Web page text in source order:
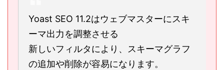
Yoast SEO 11.2はウェブマスターにスキ
ーマ出力を調整させる
新しいフィルタにより、スキーマグラフ
の追加や削除が容易になります。